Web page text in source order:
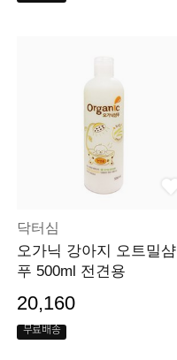
닥터심
오가닉 강아지 오트밀샴
푸 500ml 전견용
20,160
무료배송